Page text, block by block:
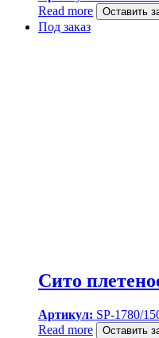
Read more
Оставить
Под заказ
Сито
Артикул: SP-1780/
Read more
Оставить